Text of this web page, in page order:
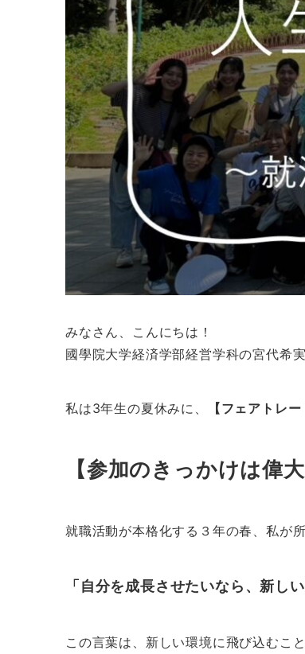
みなさん、こんにちは！
國學院大学経済学部経営学科の宮代希実
私は3年生の夏休みに、 【フェアトレ
【参加のきっかけは偉
就職活動が本格化する３年の春、私が
「自分を成長させたいなら、新し
この言葉は、新しい環境に飛び込むこ